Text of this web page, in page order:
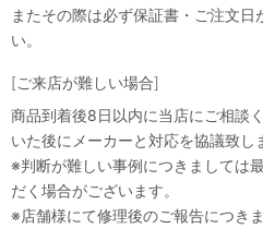
またその際は必ず保証書・ご注文日
い。
[ご来店が難しい場合]
商品到着後8日以内に当店にご相談
いた後にメーカーと対応を協議致し
※判断が難しい事例につきましては
だく場合がございます。
※店舗様にて修理後のご報告につき